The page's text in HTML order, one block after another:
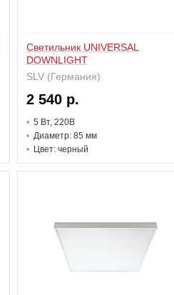
Светильник UNIVERSAL
DOWNLIGHT
SLV (Германия)
2 540 р.
5 Вт, 220В
Диаметр: 85 мм
Цвет: черный